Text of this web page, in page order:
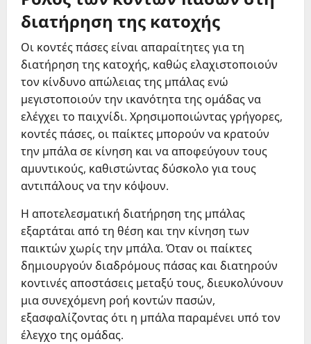
διατήρηση της κατοχής
Οι κοντές πάσες είναι απαραίτητες για τη
διατήρηση της κατοχής, καθώς ελαχιστοποιούν
τον κίνδυνο απώλειας της μπάλας ενώ
μεγιστοποιούν την ικανότητα της ομάδας να
ελέγχει το παιχνίδι. Χρησιμοποιώντας γρήγορες,
κοντές πάσες, οι παίκτες μπορούν να κρατούν
την μπάλα σε κίνηση και να αποφεύγουν τους
αμυντικούς, καθιστώντας δύσκολο για τους
αντιπάλους να την κόψουν.
Η αποτελεσματική διατήρηση της μπάλας
εξαρτάται από τη θέση και την κίνηση των
παικτών χωρίς την μπάλα. Όταν οι παίκτες
δημιουργούν διαδρόμους πάσας και διατηρούν
κοντινές αποστάσεις μεταξύ τους, διευκολύνουν
μια συνεχόμενη ροή κοντών πασών,
εξασφαλίζοντας ότι η μπάλα παραμένει υπό τον
έλεγχο της ομάδας.